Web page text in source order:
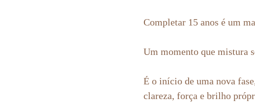
Completar 15 anos é um
Um momento que mistura
É o início de uma nova
clareza, força e brilho